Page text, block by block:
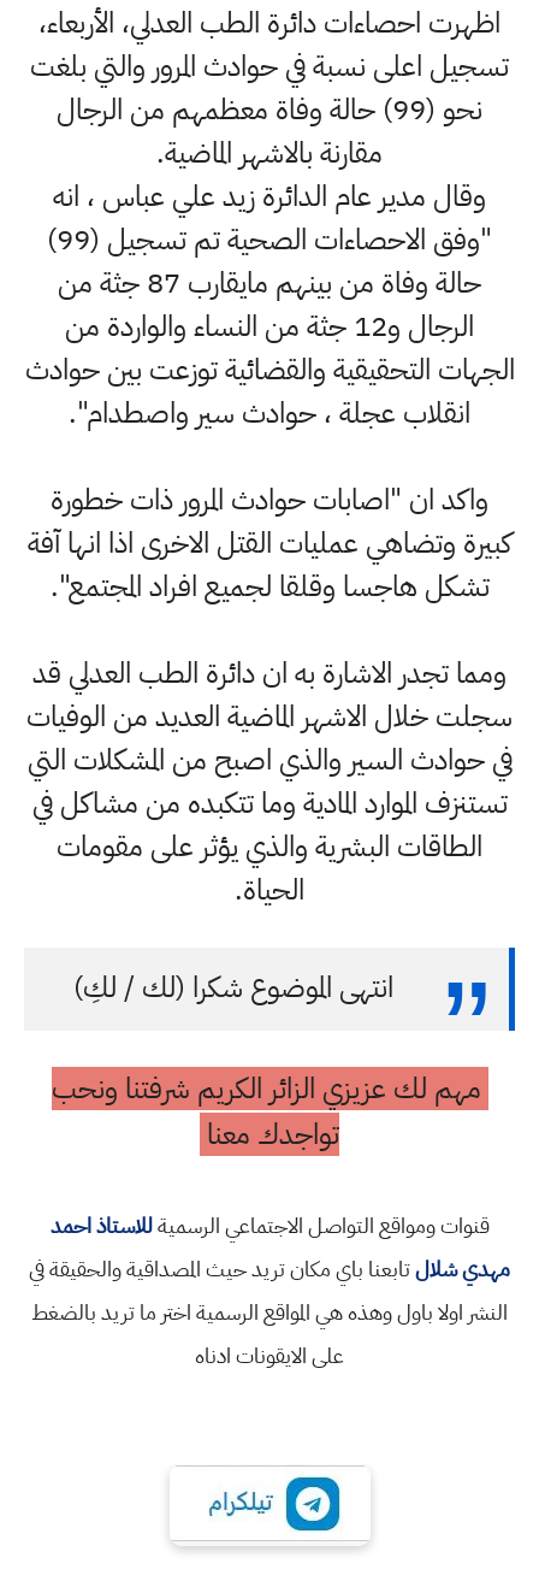
اظهرت احصاءات دائرة الطب العدلي، الأربعاء،
تسجيل اعلى نسبة في حوادث المرور والتي بلغت
نحو (99) حالة وفاة معظمهم من الرجال
مقارنة بالاشهر الماضية.
وقال مدير عام الدائرة زيد علي عباس ، انه
"وفق الاحصاءات الصحية تم تسجيل (99)
حالة وفاة من بينهم مايقارب 87 جثة من
الرجال و12 جثة من النساء والواردة من
الجهات التحقيقية والقضائية توزعت بين حوادث
انقلاب عجلة ، حوادث سير واصطدام".
واكد ان "اصابات حوادث المرور ذات خطورة
كبيرة وتضاهي عمليات القتل الاخرى اذا انها آفة
تشكل هاجسا وقلقا لجميع افراد المجتمع".
ومما تجدر الاشارة به ان دائرة الطب العدلي قد
سجلت خلال الاشهر الماضية العديد من الوفيات
في حوادث السير والذي اصبح من المشكلات التي
تستنزف الموارد المادية وما تتكبده من مشاكل في
الطاقات البشرية والذي يؤثر على مقومات
الحياة.
انتهى الموضوع شكرا (لك / لكِ)
مهم لك عزيزي الزائر الكريم شرفتنا ونحب
تواجدك معنا
قنوات ومواقع التواصل الاجتماعي الرسميةللاستاذ احمد
مهدي شلالتابعنا باي مكان تريد حيث المصداقية والحقيقة في
النشر اولا باول وهذه هي المواقع الرسمية اختر ما تريد بالضغط
على الايقونات ادناه